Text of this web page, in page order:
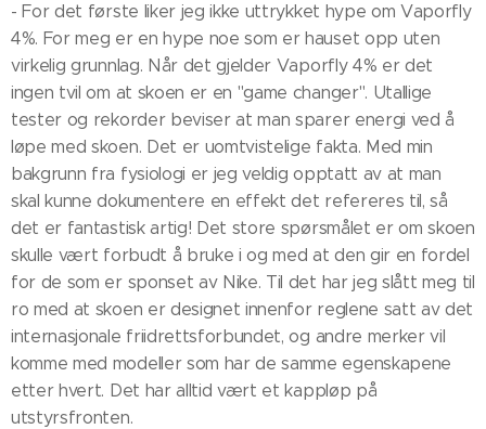
- For det første liker jeg ikke uttrykket hype om Vaporfly
4%. For meg er en hype noe som er hauset opp uten
virkelig grunnlag. Når det gjelder Vaporfly 4% er det
ingen tvil om at skoen er en "game changer". Utallige
tester og rekorder beviser at man sparer energi ved å
løpe med skoen. Det er uomtvistelige fakta. Med min
bakgrunn fra fysiologi er jeg veldig opptatt av at man
skal kunne dokumentere en effekt det refereres til, så
det er fantastisk artig! Det store spørsmålet er om skoen
skulle vært forbudt å bruke i og med at den gir en fordel
for de som er sponset av Nike. Til det har jeg slått meg til
ro med at skoen er designet innenfor reglene satt av det
internasjonale friidrettsforbundet, og andre merker vil
komme med modeller som har de samme egenskapene
etter hvert. Det har alltid vært et kappløp på
utstyrsfronten.